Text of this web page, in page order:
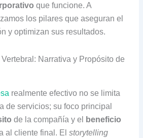
que funcione. A
los pilares que aseguran el
y optimizan sus resultados.
Narrativa y Propósito de
realmente efectivo no se limita
de servicios; su foco principal
de la compañía y el beneficio
al cliente final. Elstorytelling